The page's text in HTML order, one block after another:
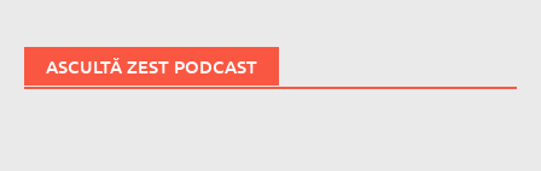
ASCULTĂ ZEST PODCAST